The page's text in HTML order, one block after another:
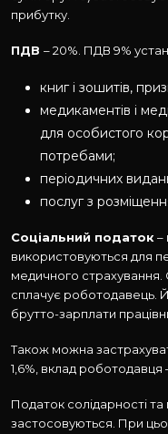
прибутку.
ПДВ – 20%. ПДВ 9%
книг і зошитів,
медикаментів і
для особистого
потребами;
періодичних
послуг з
Соціальний податок –
використовуються для
медичного страхування.
сплачує роботодавець.
брутто-зарплати
Також можна
1,6%, вклад роботодавця
Податок солідарності
застосовуються. При